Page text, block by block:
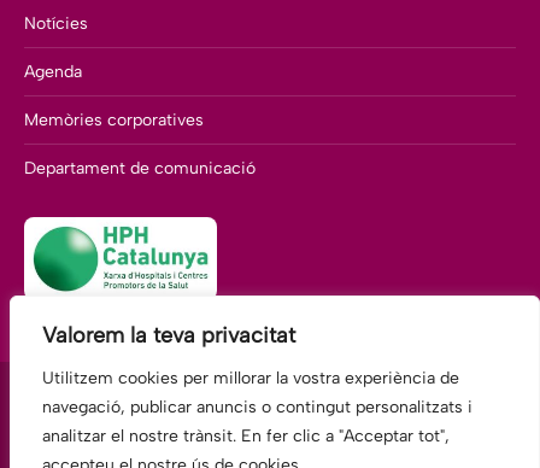
Valorem la teva privacitat
Utilitzem cookies per millorar la vostra experiència de
navegació, publicar anuncis o contingut personalitzats i
analitzar el nostre trànsit. En fer clic a "Acceptar tot",
Notícies
Agenda
Memòries corporatives
Departament de comunicació
Fundació Hospitalàries Martorell